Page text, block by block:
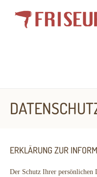
ERKLÄRUNG ZUR
Der Schutz Ihrer persönlichen